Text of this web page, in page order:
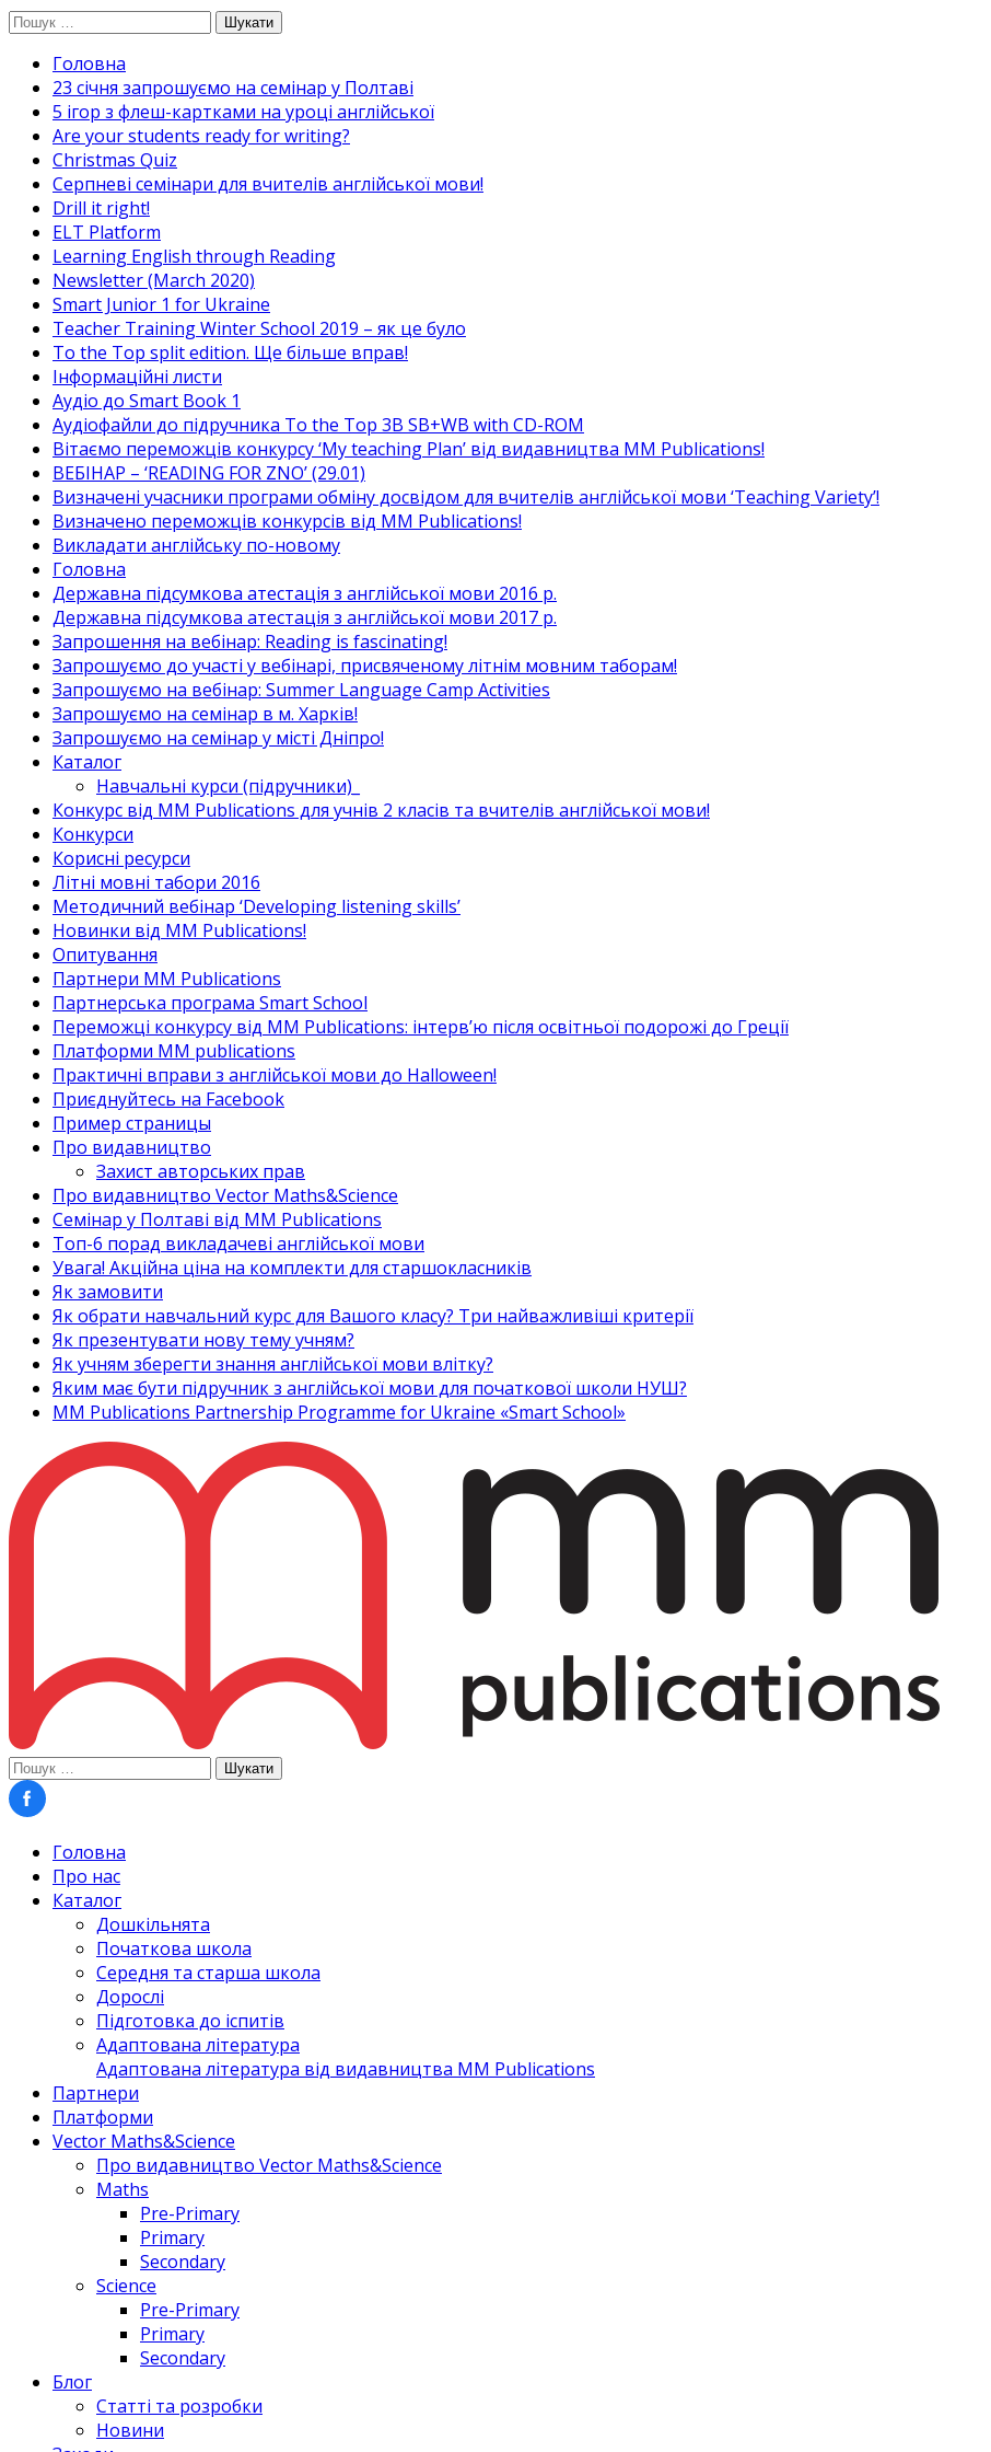
Перейти
вмісту
Пошук:
Головна
23 січня запрошуємо на семінар у Полтаві
5 ігор з флеш-картками на уроці англійської
Are your students ready for writing?
Christmas Quiz
Cерпневі семінари для вчителів англійської мови!
Drill it right!
ELT Platform
Learning English through Reading
Newsletter (March 2020)
Smart Junior 1 for Ukraine
Teacher Training Winter School 2019 – як це було
To the Top split edition. Ще більше вправ!
Інформаційні листи
Аудіо до Smart Book 1
Аудіофайли до підручника To the Top 3B SB+WB with CD-ROM
Вітаємо переможців конкурсу ‘My teaching Plan’ від видавництва MM Publications!
ВЕБІНАР – ‘READING FOR ZNO’ (29.01)
Визначені учасники програми обміну досвідом для вчителів англійської мови ‘Teaching Variety’!
Визначено переможців конкурсів від MM Publications!
Викладати англійську по-новому
Головна
Державна підсумкова атестація з англійської мови 2016 р.
Державна підсумкова атестація з англійської мови 2017 р.
Запрошення на вебінар: Reading is fascinating!
Запрошуємо до участі у вебінарі, присвяченому літнім мовним таборам!
Запрошуємо на вебінар: Summer Language Camp Activities
Запрошуємо на семінар в м. Харків!
Запрошуємо на семінар у місті Дніпро!
Каталог
Навчальні курси (підручники)_
Конкурс від MM Publications для учнів 2 класів та вчителів англійської мови!
Конкурси
Корисні ресурси
Літні мовні табори 2016
Методичний вебінар ‘Developing listening skills’
Новинки від MM Publications!
Опитування
Партнери MM Publications
Партнерська програма Smart School
Переможці конкурсу від MM Publications: інтерв’ю після освітньої подорожі до Греції
Платформи MM publications
Практичні вправи з англійської мови до Halloween!
Приєднуйтесь на Facebook
Пример страницы
Про видавництво
Захист авторських прав
Про видавництво Vector Maths&Science
Семінар у Полтаві від MM Publications
Топ-6 порад викладачеві англійської мови
Увага! Акційна ціна на комплекти для старшокласників
Як замовити
Як обрати навчальний курс для Вашого класу? Три найважливіші критерії
Як презентувати нову тему учням?
Як учням зберегти знання англійської мови влітку?
Яким має бути підручник з англійської мови для початкової школи НУШ?
MM Publications Partnership Programme for Ukraine «Smart School»
Пошук:
Головна
Про нас
Каталог
Дошкільнята
Початкова школа
Середня та старша школа
Дорослі
Підготовка до іспитів
Адаптована література
Адаптована література від видавництва MM Publications
Партнери
Платформи
Vector Maths&Science
Про видавництво Vector Maths&Science
Maths
Pre-Primary
Primary
Secondary
Science
Pre-Primary
Primary
Secondary
Блог
Статті та розробки
Новини